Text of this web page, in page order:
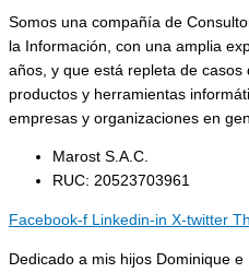
Somos una compañía de
la Información, con una amplia
años, y que está repleta de
productos y herramientas
empresas y organizaciones en
Marost S.A.C.
RUC: 20523703961
Facebook-f Linkedin-in X-twitter
Dedicado a mis hijos Dominique e